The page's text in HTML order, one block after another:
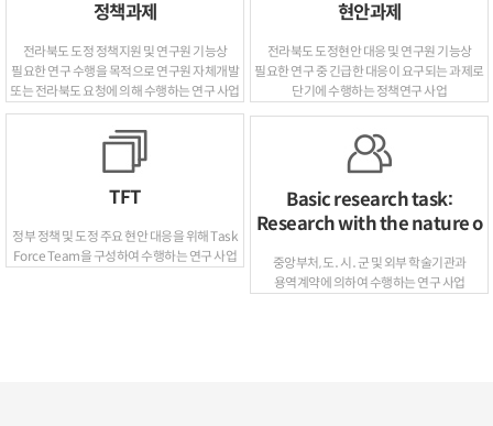
정책과제
전라북도 도정 정책지원 및 연구원 기능상
필요한 연구 수행을 목적으로 연구원 자체개발
또는 전라북도 요청에 의해 수행하는 연구 사업
현안과제
전라북도 도정현안 대응 및 연구원 기능상
필요한 연구 중 긴급한 대응이 요구되는 과제로
단기에 수행하는 정책연구 사업
TFT
정부 정책 및 도정 주요 현안 대응을 위해 Task
Force Team을 구성하여 수행하는 연구 사업
Basic research task:
Research with the nature o
중앙부처, 도․시․군 및 외부 학술기관과
용역계약에 의하여 수행하는 연구 사업